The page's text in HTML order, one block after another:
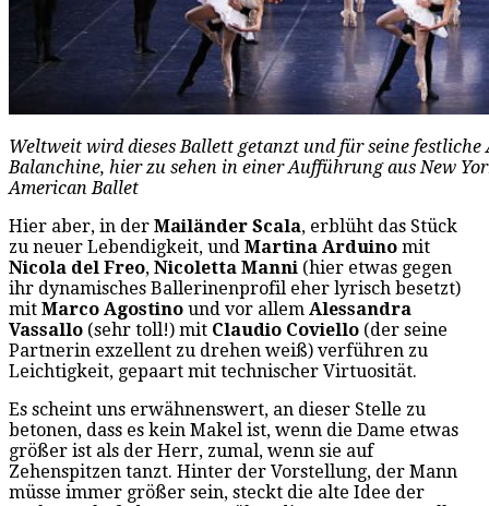
Weltweit wird dieses Ballett getanzt und für seine festliche
Balanchine, hier zu sehen in einer Aufführung aus New
American Ballet
Hier aber, in der Mailänder Scala, erblüht das Stück
zu neuer Lebendigkeit, und Martina Arduino mit
Nicola del Freo, Nicoletta Manni (hier etwas gegen
ihr dynamisches Ballerinenprofil eher lyrisch besetzt)
mit Marco Agostino und vor allem Alessandra
Vassallo (sehr toll!) mit Claudio Coviello (der seine
Partnerin exzellent zu drehen weiß) verführen zu
Leichtigkeit, gepaart mit technischer Virtuosität.
Es scheint uns erwähnenswert, an dieser Stelle zu
betonen, dass es kein Makel ist, wenn die Dame etwas
größer ist als der Herr, zumal, wenn sie auf
Zehenspitzen tanzt. Hinter der Vorstellung, der Mann
müsse immer größer sein, steckt die alte Idee der